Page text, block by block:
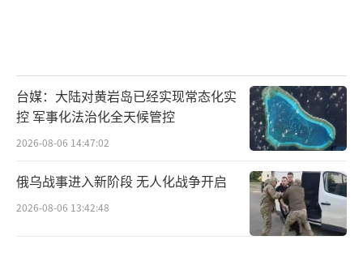
马科斯（资料图）
从经济角度而言，地区局势的不稳定会对
经济合作产生负面影响。南海地区是重要的国
际贸易通道，美菲等国在该地区频繁的军事活
台媒：大陆对黄岩岛已经实现常态化实
控 军事化法治化全天候管控
2026-08-06 14:47:02
俄乌战事进入新阶段 无人化战争开启
2026-08-06 13:42:48